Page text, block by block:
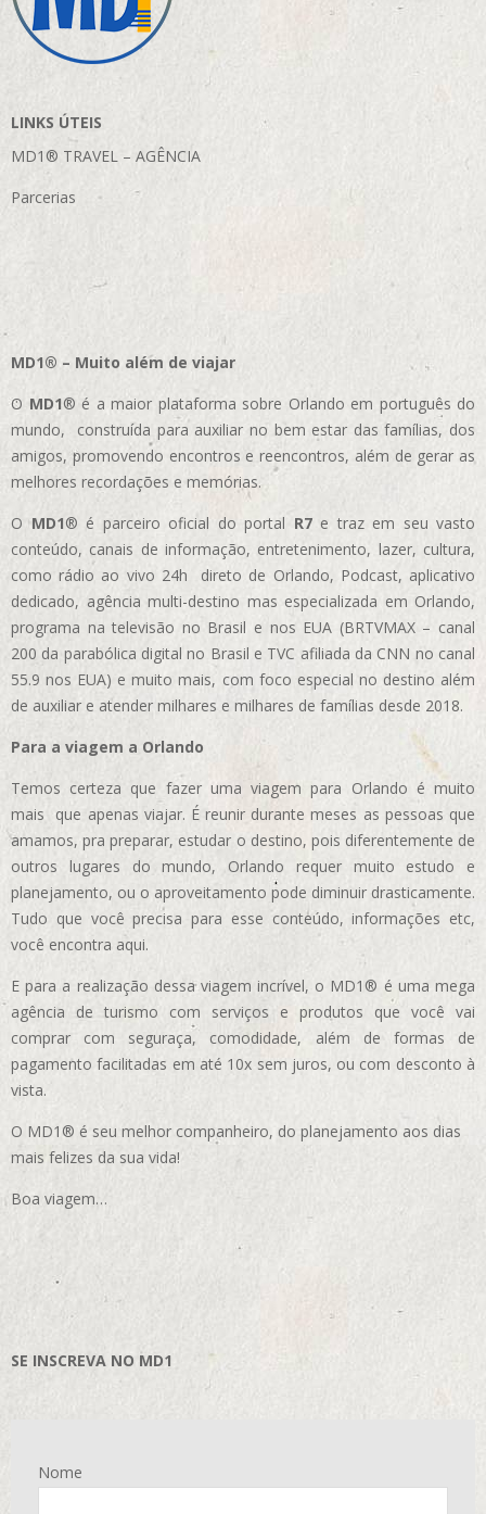
LINKS ÚTEIS
MD1® TRAVEL – AGÊNCIA
Parcerias
MD1® – Muito além de viajar
O MD1® é a maior plataforma sobre Orlando em português do
mundo, construída para auxiliar no bem estar das famílias, dos
amigos, promovendo encontros e reencontros, além de gerar as
melhores recordações e memórias.
OMD1® é parceiro oficial do portal R7e traz em seu vasto
conteúdo, canais de informação, entretenimento, lazer, cultura,
como rádio ao vivo 24h direto de Orlando, Podcast, aplicativo
dedicado, agência multi-destino mas especializada em Orlando,
programa na televisão no Brasil e nos EUA (BRTVMAX – canal
200 da parabólica digital no Brasil e TVC afiliada da CNN no canal
55.9 nos EUA) e muito mais, com foco especial no destino além
de auxiliar e atender milhares e milhares de famílias desde 2018.
Para a viagem a Orlando
Temos certeza que fazer uma viagem para Orlando é muito
mais que apenas viajar. É reunir durante meses as pessoas que
amamos, pra preparar, estudar o destino, pois diferentemente de
outros lugares do mundo, Orlando requer muito estudo e
planejamento, ou o aproveitamento pode diminuir drasticamente.
Tudo que você precisa para esse conteúdo, informações etc,
você encontra aqui.
E para a realização dessa viagem incrível, o MD1® é uma mega
agência de turismo com serviços e produtos que você vai
comprar com seguraça, comodidade, além de formas de
pagamento facilitadas em até 10x sem juros, ou com desconto à
vista.
O MD1® é seu melhor companheiro, do planejamento aos dias
mais felizes da sua vida!
Boa viagem…
SE INSCREVA NO MD1
Nome